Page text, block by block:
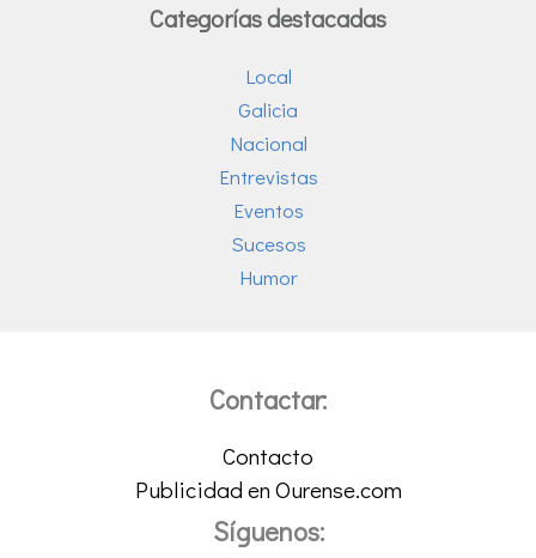
Categorías destacadas
Local
Galicia
Nacional
Entrevistas
Eventos
Sucesos
Humor
Contactar:
Contacto
Publicidad en Ourense.com
Síguenos: